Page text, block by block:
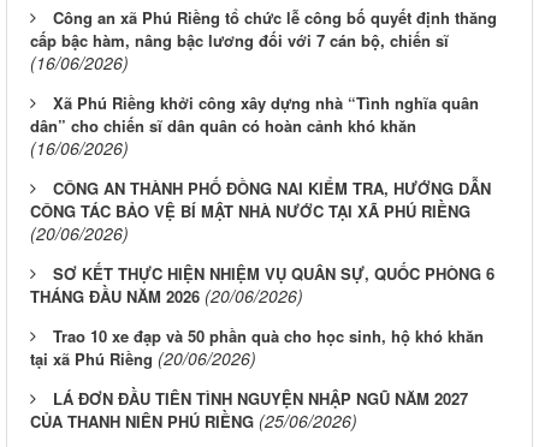
Công an xã Phú Riềng tổ chức lễ công bố quyết định thăng
cấp bậc hàm, nâng bậc lương đối với 7 cán bộ, chiến sĩ
(16/06/2026)
Xã Phú Riềng khởi công xây dựng nhà “Tình nghĩa quân
dân” cho chiến sĩ dân quân có hoàn cảnh khó khăn
(16/06/2026)
CÔNG AN THÀNH PHỐ ĐỒNG NAI KIỂM TRA, HƯỚNG DẪN
CÔNG TÁC BẢO VỆ BÍ MẬT NHÀ NƯỚC TẠI XÃ PHÚ RIỀNG
(20/06/2026)
SƠ KẾT THỰC HIỆN NHIỆM VỤ QUÂN SỰ, QUỐC PHÒNG 6
THÁNG ĐẦU NĂM 2026 (20/06/2026)
Trao 10 xe đạp và 50 phần quà cho học sinh, hộ khó khăn
tại xã Phú Riềng (20/06/2026)
LÁ ĐƠN ĐẦU TIÊN TÌNH NGUYỆN NHẬP NGŨ NĂM 2027
CỦA THANH NIÊN PHÚ RIỀNG (25/06/2026)